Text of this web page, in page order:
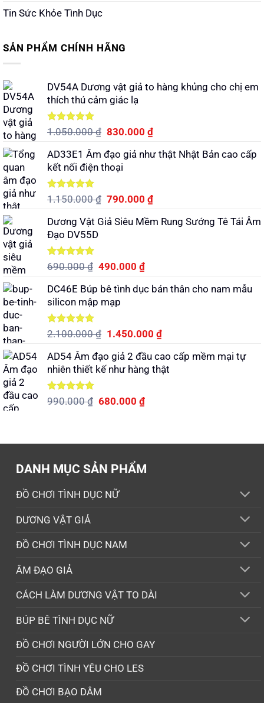
Tin Sức Khỏe Tình Dục
SẢN PHẨM CHÍNH HÃNG
DV54A Dương vật giả to hàng khủng cho chị em
thích thú cảm giác lạ
Được xếp
5 sao
1.050.000₫ Giá
là:
1.050.000 ₫.
830.000₫Giá
tại
AD33E1 Âm đạo giả như thật Nhật Bản cao cấp
kết nối điện thoại
Được xếp
5 sao
1.150.000₫ Giá
là:
790.000₫Giá
tại
Dương Vật Giả Siêu Mềm Rung Sướng Tê Tái Âm
Đạo DV55D
Được xếp
5 sao
690.000₫ Giá
là:
690.000 ₫.
490.000₫Giá
tại
DC46E Búp bê tình dục bán thân cho nam mẫu
silicon mập mạp
Được xếp
5 sao
2.100.000₫ Giá
là:
2.100.000 ₫.
1.450.000₫Giá
tại
là:
AD54 Âm đạo giả 2 đầu cao cấp mềm mại tự
nhiên thiết kế như hàng thật
Được xếp
990.000₫ Giá
680.000₫Giá
DANH MỤC SẢN PHẨM
ĐỒ CHƠI TÌNH DỤC NỮ
DƯƠNG VẬT GIẢ
ĐỒ CHƠI TÌNH DỤC NAM
ÂM ĐẠO GIẢ
CÁCH LÀM DƯƠNG VẬT TO DÀI
BÚP BÊ TÌNH DỤC NỮ
ĐỒ CHƠI NGƯỜI LỚN CHO GAY
ĐỒ CHƠI TÌNH YÊU CHO LES
ĐỒ CHƠI BẠO DÂM